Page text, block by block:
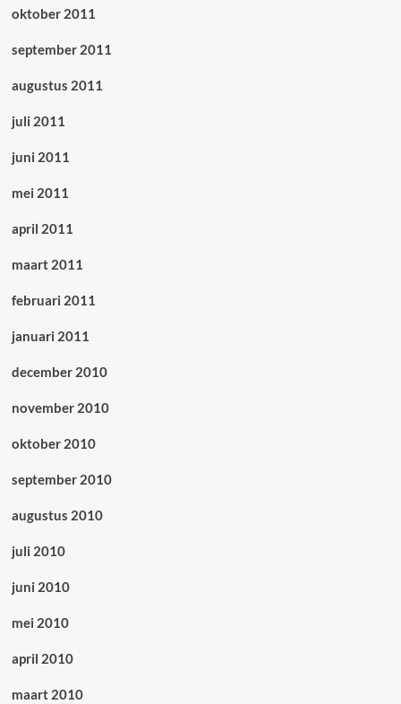
oktober 2011
september 2011
augustus 2011
juli 2011
juni 2011
mei 2011
april 2011
maart 2011
februari 2011
januari 2011
december 2010
november 2010
oktober 2010
september 2010
augustus 2010
juli 2010
juni 2010
mei 2010
april 2010
maart 2010